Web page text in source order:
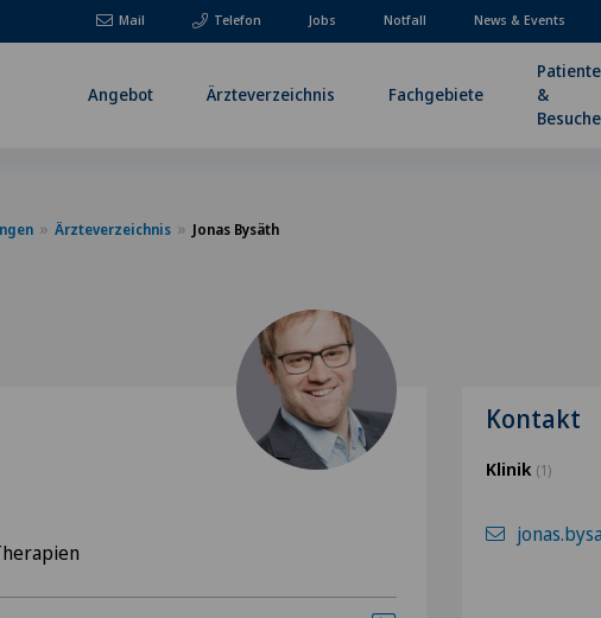
Mail Telefon Jobs Notfall News & Events
Angebot Ärzteverzeichnis Fachgebiete
&
Ärzteverzeichnis Jonas Bysäth
Kontakt
Klinik (1)